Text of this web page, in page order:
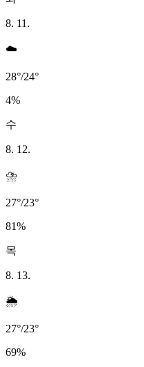
8. 11.
☁️
28°/24°
4%
수
8. 12.
⛈️
27°/23°
81%
목
8. 13.
🌦️
27°/23°
69%